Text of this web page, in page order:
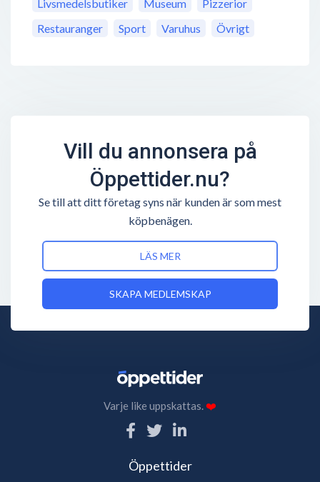
Livsmedelsbutiker
Museum
Pizzerior
Restauranger
Sport Varuhus Övrigt
Vill du annonsera på
Öppettider.nu?
Se till att ditt företag syns när kunden är som mest
köpbenägen.
LÄS MER
SKAPA MEDLEMSKAP
Varje like uppskattas.❤️
Öppettider